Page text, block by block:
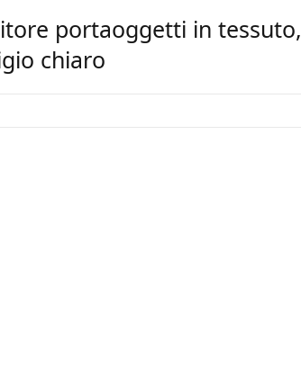
portaoggetti in tessuto,
chiaro